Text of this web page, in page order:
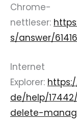
Chrome-
nettleser:
s/answer/
Internet
Explorer:
de/help/
delete-